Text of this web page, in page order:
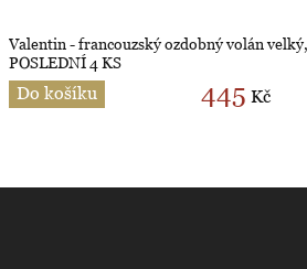
Valentin - francouzský ozdobný volán velký,
POSLEDNÍ 4 KS
Do košíku 445 Kč